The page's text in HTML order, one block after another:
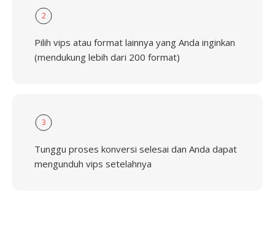
2
Pilih vips atau format lainnya yang Anda inginkan
(mendukung lebih dari 200 format)
3
Tunggu proses konversi selesai dan Anda dapat
mengunduh vips setelahnya